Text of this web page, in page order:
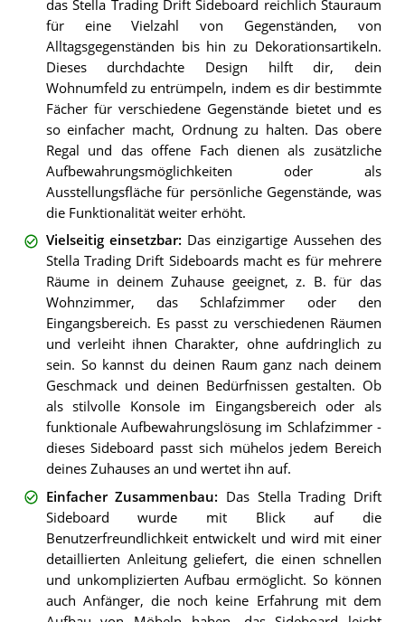
das Stella Trading Drift Sideboard reichlich Stauraum
für eine Vielzahl von Gegenständen, von
Alltagsgegenständen bis hin zu Dekorationsartikeln.
Dieses durchdachte Design hilft dir, dein
Wohnumfeld zu entrümpeln, indem es dir bestimmte
Fächer für verschiedene Gegenstände bietet und es
so einfacher macht, Ordnung zu halten. Das obere
Regal und das offene Fach dienen als zusätzliche
Aufbewahrungsmöglichkeiten oder als
Ausstellungsfläche für persönliche Gegenstände, was
die Funktionalität weiter erhöht.
Vielseitig einsetzbar: Das einzigartige Aussehen des
Stella Trading Drift Sideboards macht es für mehrere
Räume in deinem Zuhause geeignet, z. B. für das
Wohnzimmer, das Schlafzimmer oder den
Eingangsbereich. Es passt zu verschiedenen Räumen
und verleiht ihnen Charakter, ohne aufdringlich zu
sein. So kannst du deinen Raum ganz nach deinem
Geschmack und deinen Bedürfnissen gestalten. Ob
als stilvolle Konsole im Eingangsbereich oder als
funktionale Aufbewahrungslösung im Schlafzimmer -
dieses Sideboard passt sich mühelos jedem Bereich
deines Zuhauses an und wertet ihn auf.
Einfacher Zusammenbau: Das Stella Trading Drift
Sideboard wurde mit Blick auf die
Benutzerfreundlichkeit entwickelt und wird mit einer
detaillierten Anleitung geliefert, die einen schnellen
und unkomplizierten Aufbau ermöglicht. So können
auch Anfänger, die noch keine Erfahrung mit dem